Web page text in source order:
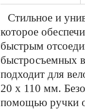
Стильное и
которое
быстрым
быстросъемных
подходит для
20 x 110 мм.
помощью ручки